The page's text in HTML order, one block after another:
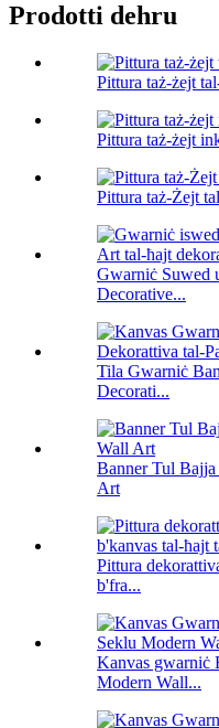
Prodotti dehru
Pittura taż-żejt
Pittura taż-żejt
Pittura taż-Żejt
Gwarniċ Suwed
Decorative...
Tila Gwarniċ
Decorati...
Banner Tul
Art
Pittura
b'fra...
Kanvas gwarniċ
Modern Wall...